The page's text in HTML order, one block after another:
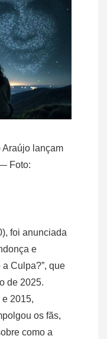
Araújo lançam
Foto:
foi anunciada
e
Culpa?”, que
de 2025.
2015,
os fãs,
como a